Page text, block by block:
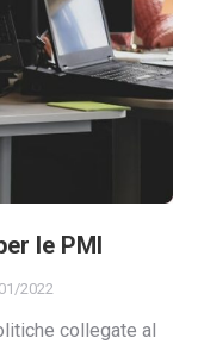
le PMI
2022
collegate al